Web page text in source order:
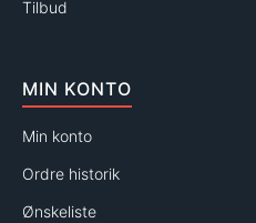
Tilbud
MIN KONTO
Min konto
Ordre historik
Ønskeliste